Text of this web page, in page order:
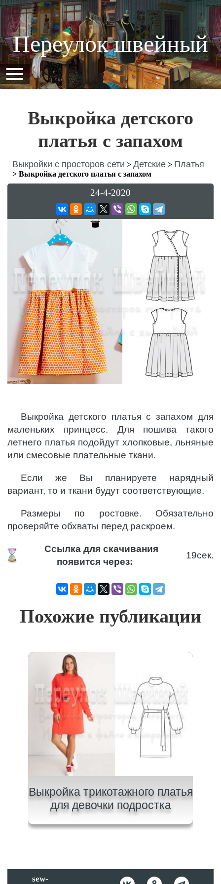
Переулок швейный
Выкройка детского
платья с запахом
Выкройки с просторов сети > Детские > Платья
> Выкройка детского платья с запахом
24-4-2020
Выкройка детского платья с запахом для
маленьких принцесс. Для пошива такого
летнего платья подойдут хлопковые, льняные
или смесовые плательные ткани.
Если же Вы планируете нарядный
вариант, то и ткани будут соответствующие.
Размеры по ростовке. Обязательно
проверяйте обхваты перед раскроем.
Ссылка для скачивания
появится через:
19сек.
Похожие публикации
Выкройка трикотажного платья
для девочки подростка
sew-